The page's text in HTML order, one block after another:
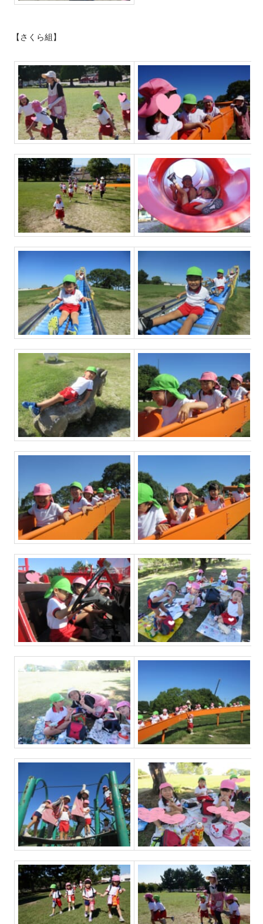
【さくら組】